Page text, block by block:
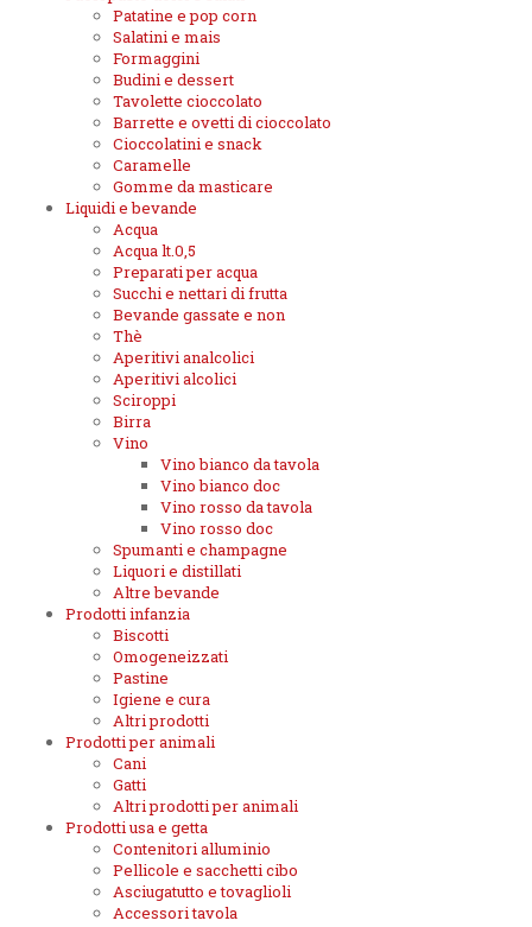
Patatine e pop corn
Salatini e mais
Formaggini
Budini e dessert
Tavolette cioccolato
Barrette e ovetti di cioccolato
Cioccolatini e snack
Caramelle
Gomme da masticare
Liquidi e bevande
Acqua
Acqua lt.0,5
Preparati per acqua
Succhi e nettari di frutta
Bevande gassate e non
Thè
Aperitivi analcolici
Aperitivi alcolici
Sciroppi
Birra
Vino
Vino bianco da tavola
Vino bianco doc
Vino rosso da tavola
Vino rosso doc
Spumanti e champagne
Liquori e distillati
Altre bevande
Prodotti infanzia
Biscotti
Omogeneizzati
Pastine
Igiene e cura
Altri prodotti
Prodotti per animali
Cani
Gatti
Altri prodotti per animali
Prodotti usa e getta
Contenitori alluminio
Pellicole e sacchetti cibo
Asciugatutto e tovaglioli
Accessori tavola